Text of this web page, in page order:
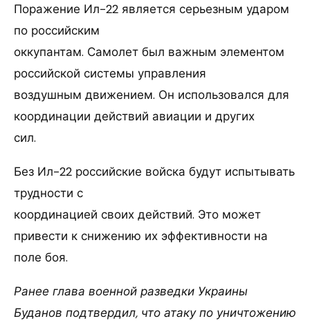
Поражение Ил-22 является серьезным ударом
по российским
оккупантам. Самолет был важным элементом
российской системы управления
воздушным движением. Он использовался для
координации действий авиации и других
сил.
Без Ил-22 российские войска будут испытывать
трудности с
координацией своих действий. Это может
привести к снижению их эффективности на
поле боя.
Ранее глава военной разведки Украины
Буданов подтвердил, что атаку по уничтожению